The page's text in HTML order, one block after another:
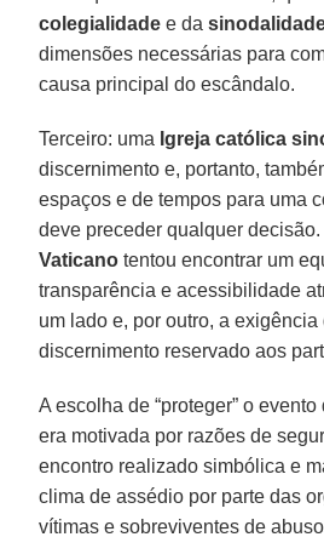
colegialidade e da
dimensões necessárias para
causa principal do escândalo.
Terceiro: uma Igreja católica
discernimento e, portanto,
espaços e de tempos para uma
deve preceder qualquer
Vaticano tentou encontrar um
transparência e acessibilidade
um lado e, por outro, a
discernimento reservado aos
A escolha de “proteger” o
era motivada por razões de
encontro realizado simbólica e
clima de assédio por parte das
vítimas e sobreviventes de